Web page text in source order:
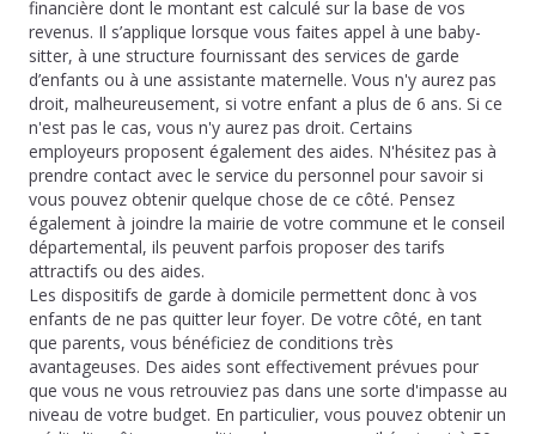
financière dont le montant est calculé sur la base de vos
revenus. Il s’applique lorsque vous faites appel à une baby-
sitter, à une structure fournissant des services de garde
d’enfants ou à une assistante maternelle. Vous n'y aurez pas
droit, malheureusement, si votre enfant a plus de 6 ans. Si ce
n'est pas le cas, vous n'y aurez pas droit. Certains
employeurs proposent également des aides. N'hésitez pas à
prendre contact avec le service du personnel pour savoir si
vous pouvez obtenir quelque chose de ce côté. Pensez
également à joindre la mairie de votre commune et le conseil
départemental, ils peuvent parfois proposer des tarifs
attractifs ou des aides.
Les dispositifs de garde à domicile permettent donc à vos
enfants de ne pas quitter leur foyer. De votre côté, en tant
que parents, vous bénéficiez de conditions très
avantageuses. Des aides sont effectivement prévues pour
que vous ne vous retrouviez pas dans une sorte d'impasse au
niveau de votre budget. En particulier, vous pouvez obtenir un